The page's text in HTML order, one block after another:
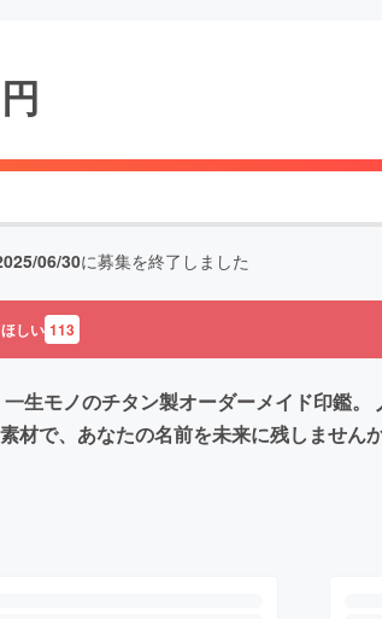
円
06/30に募集を終了しました
しい 113
生モノのチタン製オーダーメイド印鑑
材で、あなたの名前を未来に残しません